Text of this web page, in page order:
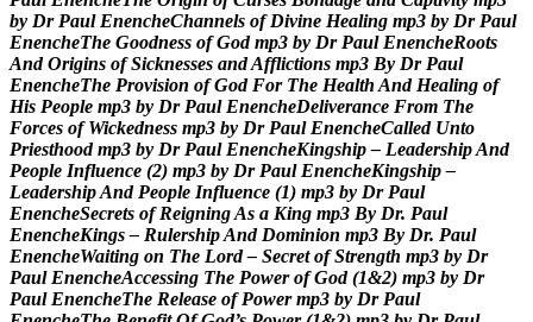
by Dr Paul EnencheChannels of Divine Healing mp3 by Dr Paul
EnencheThe Goodness of God mp3 by Dr Paul EnencheRoots
And Origins of Sicknesses andAfflictions mp3 By Dr Paul
EnencheThe Provision of God For The Health And Healing of
His People mp3 by Dr Paul EnencheDeliverance From The
Forces of Wickedness mp3 by Dr Paul EnencheCalled Unto
Priesthood mp3 by Dr Paul EnencheKingship – LeadershipAnd
People Influence (2) mp3 by Dr Paul EnencheKingship –
LeadershipAnd People Influence (1) mp3 by Dr Paul
EnencheSecrets of ReigningAs a King mp3 By Dr. Paul
EnencheKings – RulershipAnd Dominion mp3 By Dr. Paul
EnencheWaiting on The Lord – Secret of Strength mp3 by Dr
Paul EnencheAccessing The Power of God (1&2) mp3 by Dr
Paul EnencheThe Release of Power mp3 by Dr Paul